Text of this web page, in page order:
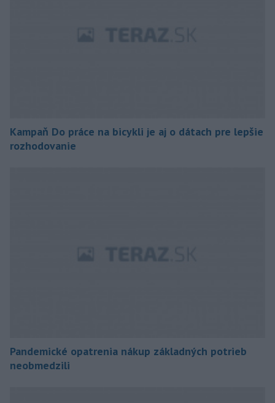
Kampaň Do práce na bicykli je aj o dátach pre lepšie
rozhodovanie
Pandemické opatrenia nákup základných potrieb
neobmedzili